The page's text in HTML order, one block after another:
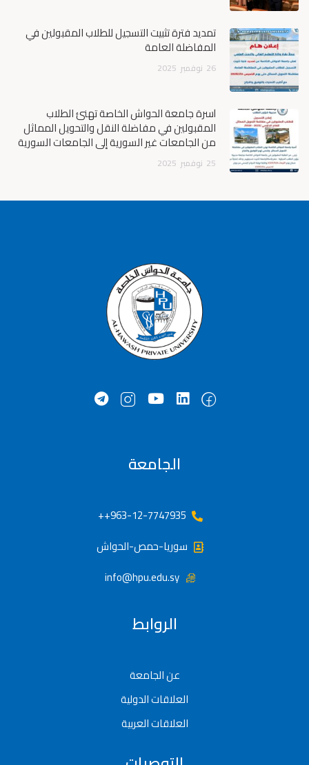
تمديد فترة تثبيت التسجيل للطلاب المقبولين في
المفاضلة العامة
26 نوفمبر 2025
أسرة جامعة الحواش الخاصة تهنئ الطلاب
المقبولين في مفاضلة النقل والتحويل المماثل
من الجامعات غير السورية إلى الجامعات السورية
25 نوفمبر 2025
الجامعة
963-12-7747935++
سوريا-حمص-الحواش
info@hpu.edu.sy
الروابط
عن الجامعة
العلاقات الدولية
العلاقات العربية